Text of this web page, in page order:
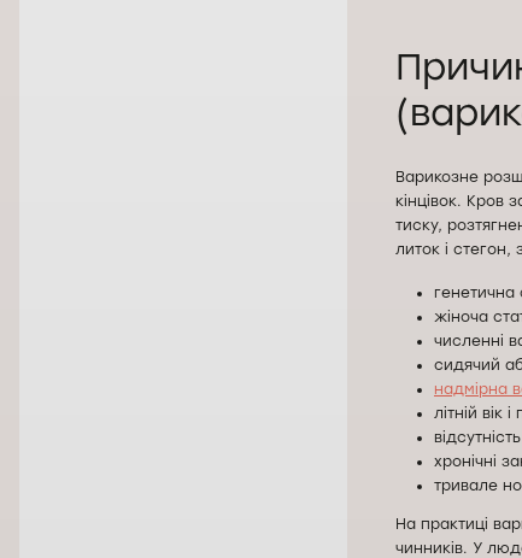
Варикозне
кінцівок. Кров
тиску,
литок і стегон,
генетична
жіноча
численні
сидячий
надмірна
літній вік
відсутність
хронічні
тривале
На практиці
чинників. У